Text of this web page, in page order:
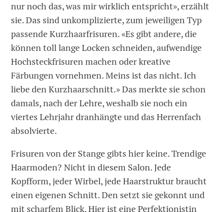
nur noch das, was mir wirklich entspricht», erzählt
sie. Das sind unkomplizierte, zum jeweiligen Typ
passende Kurzhaarfrisuren. «Es gibt andere, die
können toll lange Locken schneiden, aufwendige
Hochsteckfrisuren machen oder kreative
Färbungen vornehmen. Meins ist das nicht. Ich
liebe den Kurzhaarschnitt.» Das merkte sie schon
damals, nach der Lehre, weshalb sie noch ein
viertes Lehrjahr dranhängte und das Herrenfach
absolvierte.
Frisuren von der Stange gibts hier keine. Trendige
Haarmoden? Nicht in diesem Salon. Jede
Kopfform, jeder Wirbel, jede Haarstruktur braucht
einen eigenen Schnitt. Den setzt sie gekonnt und
mit scharfem Blick. Hier ist eine Perfektionistin